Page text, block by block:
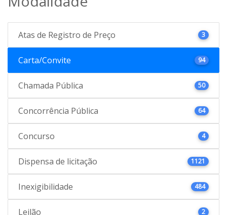
Atas de Registro de Preço 3
Carta/Convite 94
Chamada Pública 50
Concorrência Pública 64
Concurso 4
Dispensa de licitação 1121
Inexigibilidade 484
Leilão 2